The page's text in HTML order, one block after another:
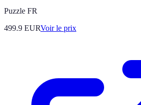
Puzzle FR
499.9 EURVoir le prix